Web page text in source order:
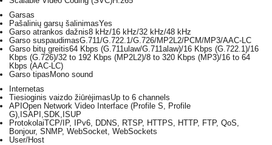
Garsas
Pašalinių garsų šalinimasYes
Garso atrankos dažnis8 kHz/16 kHz/32 kHz/48 kHz
Garso suspaudimasG.711/G.722.1/G.726/MP2L2/PCM/MP3/AAC-LC
Garso bitų greitis64 Kbps (G.711ulaw/G.711alaw)/16 Kbps (G.722.1)/16
Kbps (G.726)/32 to 192 Kbps (MP2L2)/8 to 320 Kbps (MP3)/16 to 64
Kbps (AAC-LC)
Garso tipas Mono sound
Internetas
Tiesioginis vaizdo žiūrėjimasUp to 6 channels
API Open Network Video Interface (Profile S, Profile
G),ISAPI,SDK,ISUP
ProtokolaiTCP/IP, IPv6, DDNS, RTSP, HTTPS, HTTP, FTP, QoS,
Bonjour, SNMP, WebSocket, WebSockets
User/Host